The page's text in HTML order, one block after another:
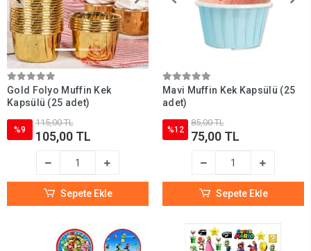
Gold Folyo Muffin Kek
Kapsülü (25 adet)
%9
115,00 TL
105,00 TL
Sepete Ekle
Mavi Muffin Kek Kapsülü (25
adet)
%12
85,00 TL
75,00 TL
Sepete Ekle